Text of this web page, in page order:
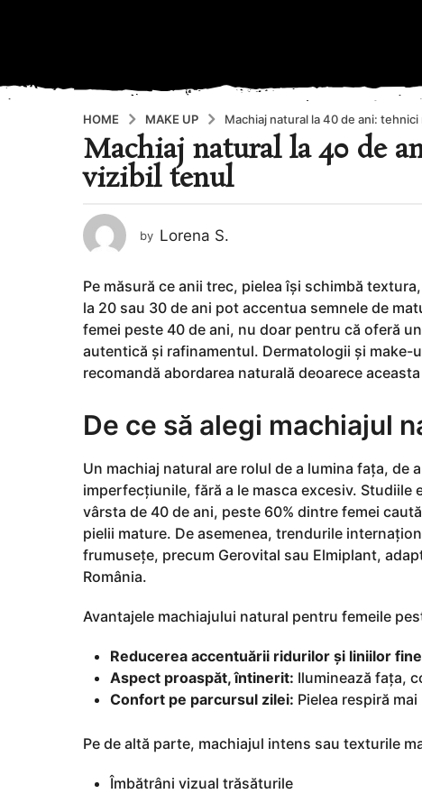
HOME MAKE UP Machiaj natural la 40 de ani:
7
l
u
i
a
g
o
8
a
o
Machiaj natural la 40 de
vizibil tenul
by Lorena S.
Pe măsură ce anii trec, pielea își schimbă
la 20 sau 30 de ani pot accentua semnele de
femei peste 40 de ani, nu doar pentru că oferă
autentică și rafinamentul. Dermatologii și make-
recomandă abordarea naturală deoarece
De ce să alegi machiajul
Un machiaj natural are rolul de a lumina fața,
imperfecțiunile, fără a le masca excesiv. Studiile
vârsta de 40 de ani, peste 60% dintre femei
pielii mature. De asemenea, trendurile
frumusețe, precum Gerovital sau Elmiplant,
România.
Avantajele machiajului natural pentru femeile
Reducerea accentuării ridurilor și liniilor
Aspect proaspăt, întinerit: Iluminează fața,
Confort pe parcursul zilei: Pielea respiră
Pe de altă parte, machiajul intens sau texturile
Îmbătrâni vizual trăsăturile